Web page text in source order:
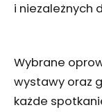
i niezależnych
Wybrane
wystawy oraz
każde